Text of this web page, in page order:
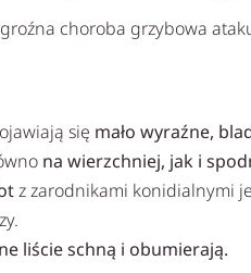
choroba grzybowa
się mało wyraźne,
na wierzchniej, jak i
z zarodnikami konidialnymi
liście schną i obumierają.